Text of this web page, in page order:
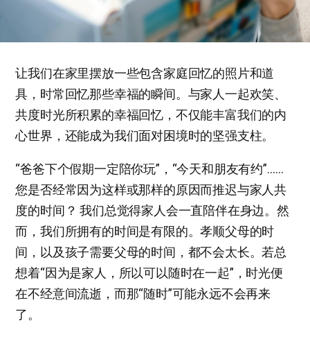
让我们在家里摆放一些包含家庭回忆的照片和道
具，时常回忆那些幸福的瞬间。与家人一起欢笑、
共度时光所积累的幸福回忆，不仅能丰富我们的内
心世界，还能成为我们面对困境时的坚强支柱。
“爸爸下个假期一定陪你玩”，“今天和朋友有约”……
您是否经常因为这样或那样的原因而推迟与家人共
度的时间？ 我们总觉得家人会一直陪伴在身边。然
而，我们所拥有的时间是有限的。孝顺父母的时
间，以及孩子需要父母的时间，都不会太长。若总
想着“因为是家人，所以可以随时在一起”，时光便
在不经意间流逝，而那“随时”可能永远不会再来
了。